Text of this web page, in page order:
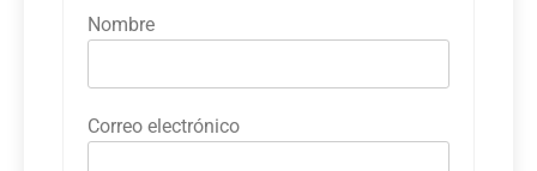
Nombre
Correo electrónico